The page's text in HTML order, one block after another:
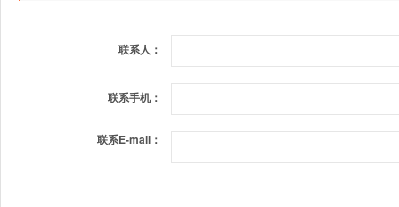
联系人：
联系手机：
联系E-mail：